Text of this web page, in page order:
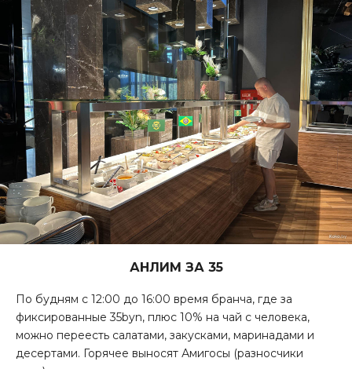
АНЛИМ ЗА 35
По будням с 12:00 до 16:00 время бранча, где за
фиксированные 35byn, плюс 10% на чай с человека,
можно переесть салатами, закусками, маринадами и
десертами. Горячее выносят Амигосы (разносчики